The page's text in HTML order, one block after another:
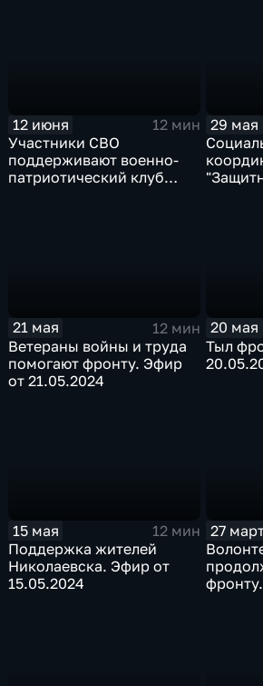
12 июня
12 мин
Участники СВО
поддерживают военно-
патриотический клуб
29 мая
21 мая
12 мин
Ветераны войны и труда
помогают фронту. Эфир
от 21.05.2024
20 мая
Тыл
15 мая
12 мин
Поддержка жителей
Николаевска. Эфир от
15.05.2024
27